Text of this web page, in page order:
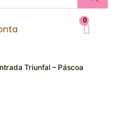
0
Triunfal – Páscoa